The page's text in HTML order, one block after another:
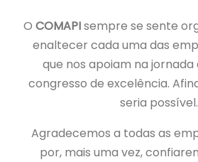
ÁREA DO PARTICIPANTE
O COMAPIsempre se sente
enaltecer cada uma das
que nos apoiam na jornada
congresso de excelência.
seria possível.
Agradecemos a todas as
por, mais uma vez,